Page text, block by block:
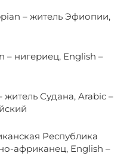
– житель Эфиопии,
– нигериец, English –
житель Судана, Arabic –
Республика
африканец, English –